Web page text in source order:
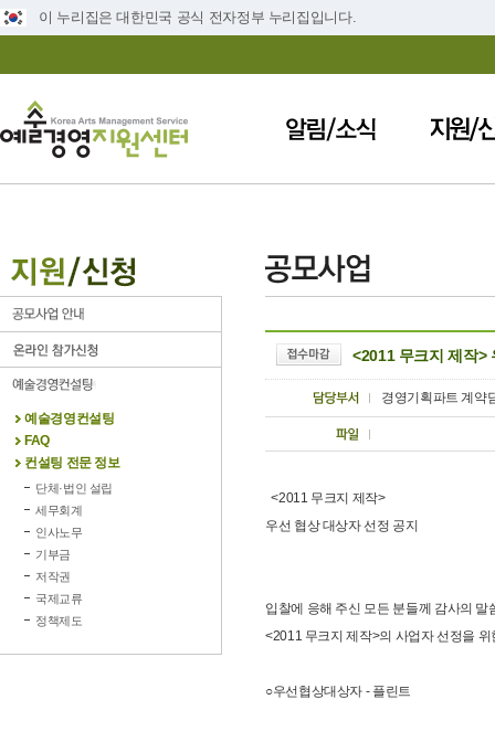
이 누리집은 대한민국 공식 전자정부 누리집입니다.
예술경영컨설팅
FAQ
컨설팅 전문 정보
단체·법인 설립
세무회계
인사노무
기부금
저작권
국제교류
정책제도
<2011 무크지 제작>
경영기획파트 계약
<2011 무크지 제작>
우선 협상 대상자 선정 공지
입찰에 응해 주신 모든 분들께 감사의 말
<2011 무크지 제작>의 사업자 선정을
○우선협상대상자 - 플린트